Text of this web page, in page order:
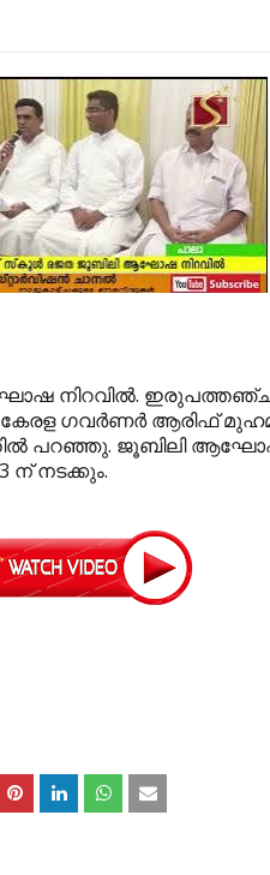
നിറവില്‍.
ഗവര്‍ണര്‍ ആരിഫ്
പറഞ്ഞു. ജൂബിലി ആഘോഷ
ന് നടക്കും.